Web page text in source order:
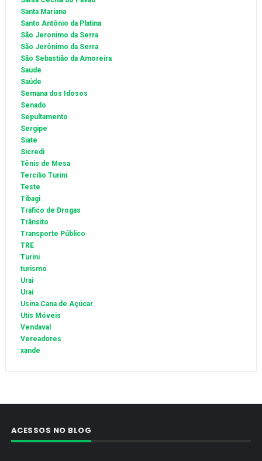
Santa Mariana
Santo Antônio da Platina
São Jeronimo da Serra
São Jerônimo da Serra
São Sebastião da Amoreira
Saude
Saúde
Semana dos Idosos
Senado
Sepultamento
Sergipe
Siate
Sicredi
Tênis de Mesa
Tercilio Turini
Teste
Tibagi
Tráfico de Drogas
Trânsito
Transporte Público
TRE
Turini
turismo
Urai
Uraí
Usina Cana de Açúcar
Utis Móveis
Vendaval
Vereadores
xande
ACESSOS NO BLOG